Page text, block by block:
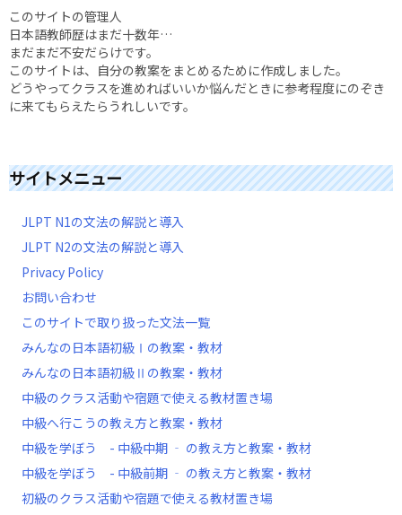
このサイトの管理人
日本語教師歴はまだ十数年…
まだまだ不安だらけです。
このサイトは、自分の教案をまとめるために作成しました。
どうやってクラスを進めればいいか悩んだときに参考程度にのぞき
に来てもらえたらうれしいです。
サイトメニュー
JLPT N1の文法の解説と導入
JLPT N2の文法の解説と導入
Privacy Policy
お問い合わせ
このサイトで取り扱った文法一覧
みんなの日本語初級Ⅰの教案・教材
みんなの日本語初級Ⅱの教案・教材
中級のクラス活動や宿題で使える教材置き場
中級へ行こうの教え方と教案・教材
中級を学ぼう - 中級中期 ‐ の教え方と教案・教材
中級を学ぼう - 中級前期 ‐ の教え方と教案・教材
初級のクラス活動や宿題で使える教材置き場